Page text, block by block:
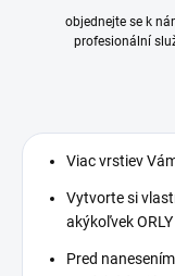
objednejte se k
profesionální
Viac vrstiev
Vytvorte si
akýkoľvek
Pred